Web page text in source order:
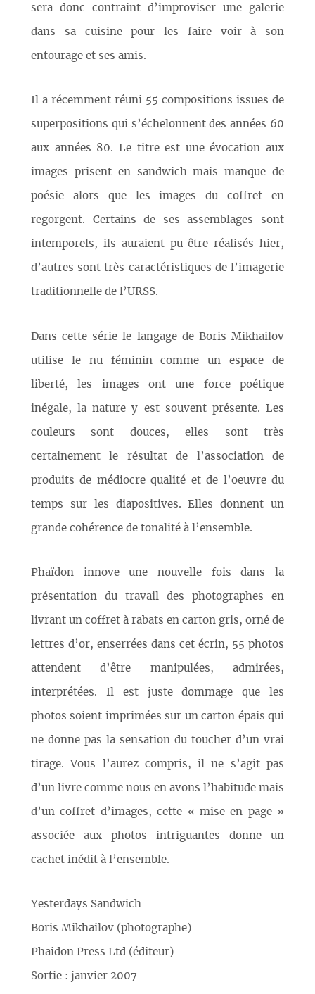
sera donc contraint d’improviser une galerie
dans sa cuisine pour les faire voir à son
entourage et ses amis.
Il a récemment réuni 55 compositions issues de
superpositions qui s’échelonnent des années 60
aux années 80. Le titre est une évocation aux
images prisent en sandwich mais manque de
poésie alors que les images du coffret en
regorgent. Certains de ses assemblages sont
intemporels, ils auraient pu être réalisés hier,
d’autres sont très caractéristiques de l’imagerie
traditionnelle de l’URSS.
Dans cette série le langage de Boris Mikhailov
utilise le nu féminin comme un espace de
liberté, les images ont une force poétique
inégale, la nature y est souvent présente. Les
couleurs sont douces, elles sont très
certainement le résultat de l’association de
produits de médiocre qualité et de l’oeuvre du
temps sur les diapositives. Elles donnent un
grande cohérence de tonalité à l’ensemble.
Phaïdon innove une nouvelle fois dans la
présentation du travail des photographes en
livrant un coffret à rabats en carton gris, orné de
lettres d’or, enserrées dans cet écrin, 55 photos
attendent d’être manipulées, admirées,
interprétées. Il est juste dommage que les
photos soient imprimées sur un carton épais qui
ne donne pas la sensation du toucher d’un vrai
tirage. Vous l’aurez compris, il ne s’agit pas
d’un livre comme nous en avons l’habitude mais
d’un coffret d’images, cette « mise en page »
associée aux photos intriguantes donne un
cachet inédit à l’ensemble.
Yesterdays Sandwich
Boris Mikhailov (photographe)
Phaidon Press Ltd (éditeur)
Sortie : janvier 2007